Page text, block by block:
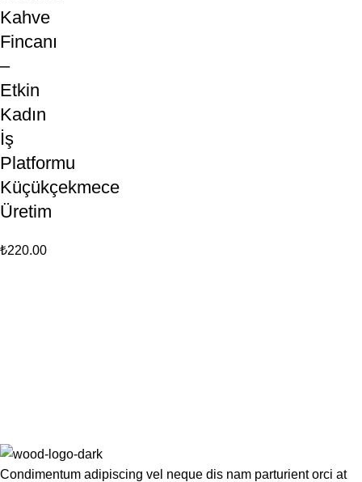
Kahve
Fincanı
–
Etkin
Kadın
İş
Platformu
Küçükçekmece
Üretim
₺220.00
Condimentum adipiscing vel neque dis nam parturient orci at